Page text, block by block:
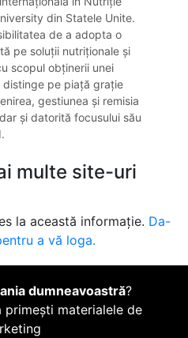
din Statele Unite.
de a adopta o
pe soluții nutriționale și
scopul obținerii unei
distinge pe piață grație
gestiunea și remisia
și datorită focusului său
multe site-uri
la această informație. Da-
a vă loga.
dumneavoastră?
primești materialele de